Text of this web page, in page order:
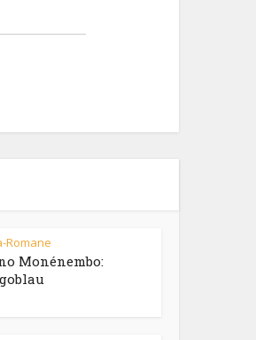
Romane
Monénembo: